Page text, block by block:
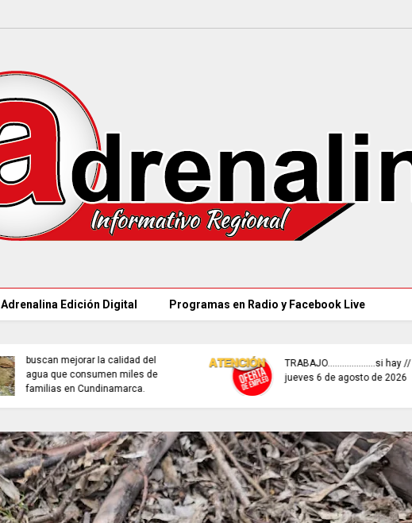
Adrenalina Edición Digital Programas en Radio y Facebook Live
REFLEXIÓN DE HOY
interactivo para consultar
recaudo de aportes a la